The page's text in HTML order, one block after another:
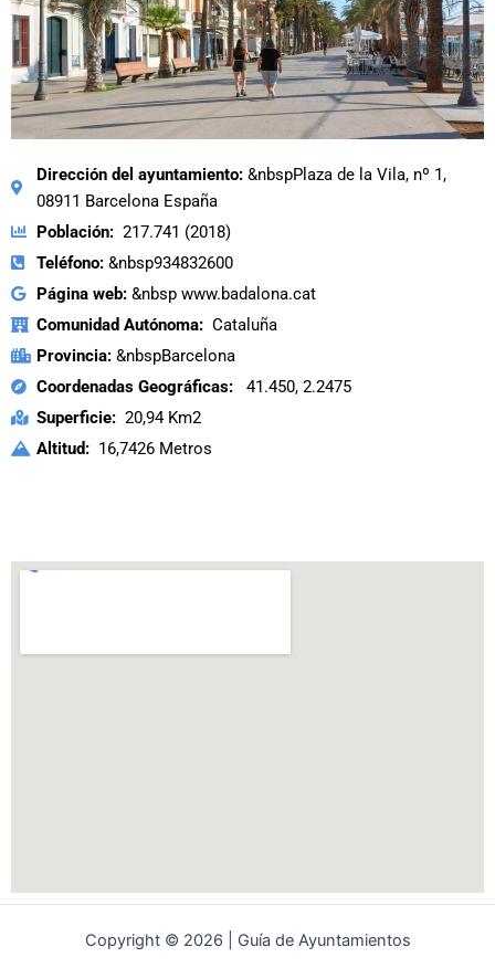
Dirección del ayuntamiento:&nbspPlaza de la Vila, nº 1,
08911 Barcelona España
Población:217.741 (2018)
Teléfono:&nbsp934832600
Página web:&nbsp www.badalona.cat
Comunidad Autónoma:Cataluña
Provincia:&nbspBarcelona
Coordenadas Geográficas:41.450, 2.2475
Superficie:20,94 Km2
Altitud:16,7426 Metros
Copyright © 2026 | Guía de Ayuntamientos